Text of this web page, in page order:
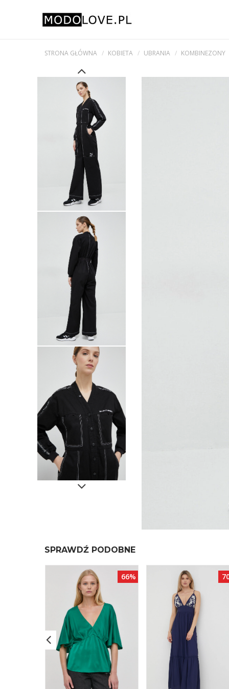
STRONA GŁÓWNA KOBIETA UBRANIA KOMBINEZONY
SPRAWDŹ PODOBNE
66%